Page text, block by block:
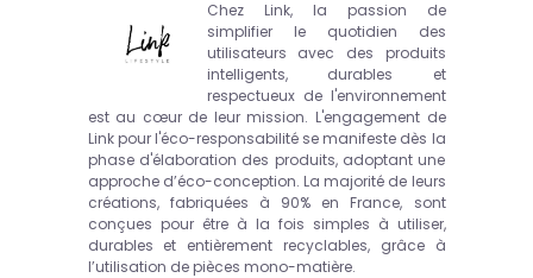
Chez Link, la passion de
simplifier le quotidien des
utilisateurs avec des produits
intelligents, durables et
respectueux de l'environnement
est au cœur de leur mission. L'engagement de
Link pour l'éco-responsabilité se manifeste dès la
phase d'élaboration des produits, adoptant une
approche d’éco-conception. La majorité de leurs
créations, fabriquées à 90% en France, sont
conçues pour être à la fois simples à utiliser,
durables et entièrement recyclables, grâce à
l’utilisation de pièces mono-matière.